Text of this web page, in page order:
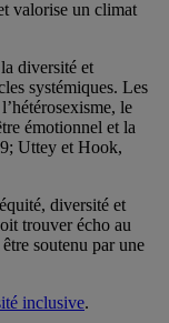
valorise un climat
diversité et
systémiques. Les
le
émotionnel et la
Uttey et Hook,
diversité et
trouver écho au
soutenu par une
inclusive.